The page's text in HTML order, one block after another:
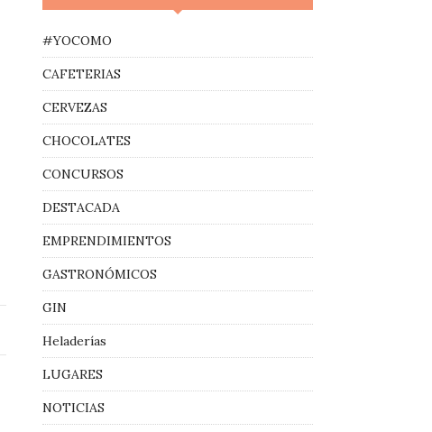
#YOCOMO
CAFETERIAS
CERVEZAS
CHOCOLATES
CONCURSOS
DESTACADA
EMPRENDIMIENTOS
GASTRONÓMICOS
GIN
Heladerías
LUGARES
NOTICIAS